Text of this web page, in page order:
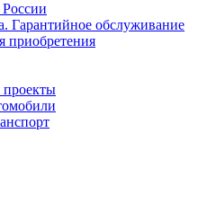
Гарантийное обслуживание
приобретения